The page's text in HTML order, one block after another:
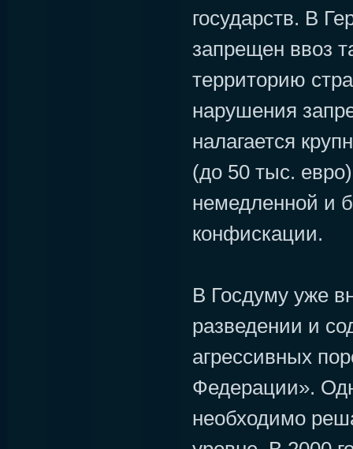
государств. В
запрещен ввоз
территорию
нарушения
налагается
(до 50 тыс.
немедленной и
конфискации.
В Госдуму уже
разведении и
агрессивных
Федерации».
необходимо